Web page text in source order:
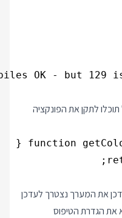
לתקן את הפונקציה
את המערך נצטרך לעדכן
את הגדרת הטיפוס